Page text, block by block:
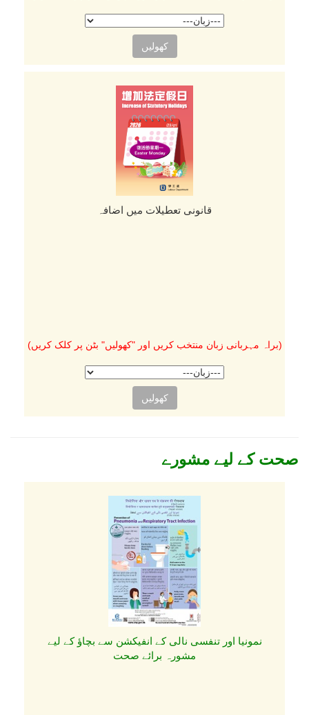
کھولیں
قانونی تعطیلات میں اضافہ
(براہ مہربانی زبان منتخب کریں اور "کھولیں" بٹن پر کلک کریں)
کھولیں
صحت کے لیے مشورے
نمونیا اور تنفسی نالی کے انفیکشن سے بچاؤ کے لیے
مشورہ برائے صحت